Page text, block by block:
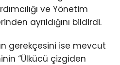
ve Yönetim
ayrıldığını bildirdi.
gerekçesini ise mevcut
“Ülkücü çizgiden